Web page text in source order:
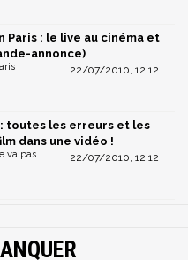
Paris : le live au cinéma et
annonce)
22/07/2010, 12:12
toutes les erreurs et les
dans une vidéo !
22/07/2010, 12:12
va pas